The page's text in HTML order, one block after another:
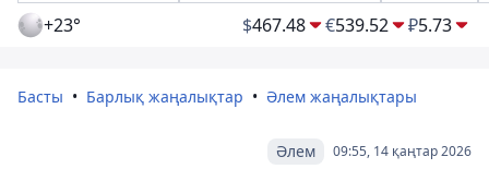
+23° $467.48 €539.52 ₽5.73
Басты Барлық жаңалықтар Әлем жаңалықтары
09:55, 14 қаңтар 2026
Әлем